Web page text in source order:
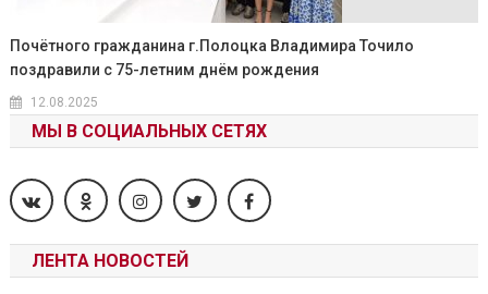
Почётного гражданина г.Полоцка Владимира Точило
поздравили с 75-летним днём рождения
12.08.2025
МЫ В СОЦИАЛЬНЫХ СЕТЯХ
ЛЕНТА НОВОСТЕЙ